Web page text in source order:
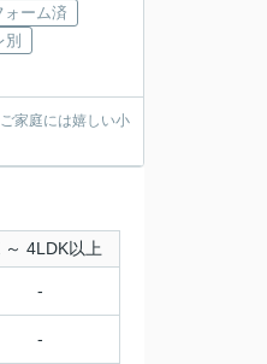
ォーム済
別
家庭には嬉しい小
～ 4LDK以上
-
-